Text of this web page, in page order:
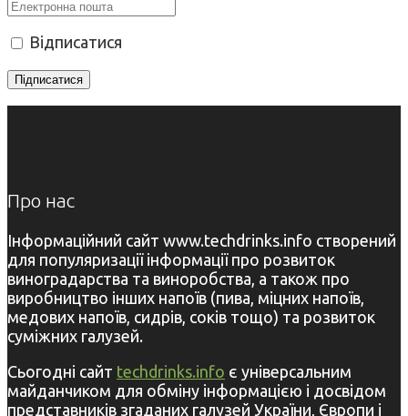
Відписатися
Про нас
Інформаційний сайт www.techdrinks.info створений
для популяризації інформації про розвиток
виноградарства та виноробства, а також про
виробництво інших напоїв (пива, міцних напоїв,
медових напоїв, сидрів, соків тощо) та розвиток
суміжних галузей.
Сьогодні сайт techdrinks.info є універсальним
майданчиком для обміну інформацією і досвідом
представників згаданих галузей України, Європи і